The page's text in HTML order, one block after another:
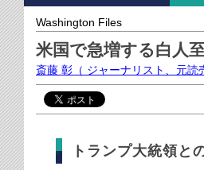
Washington Files
米国で急増する白人
斎藤 彰 （ ジャーナリスト、元読
トランプ大統領と